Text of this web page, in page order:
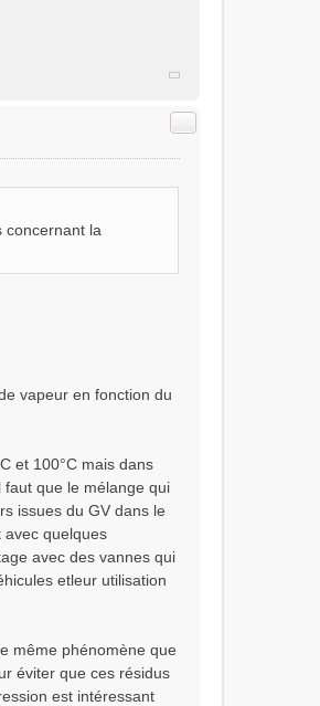
Citer
concernant la
vapeur en fonction du
et 100°C mais dans
que le mélange qui
issues du GV dans le
avec quelques
avec des vannes qui
etleur utilisation
même phénomène que
éviter que ces résidus
est intéressant